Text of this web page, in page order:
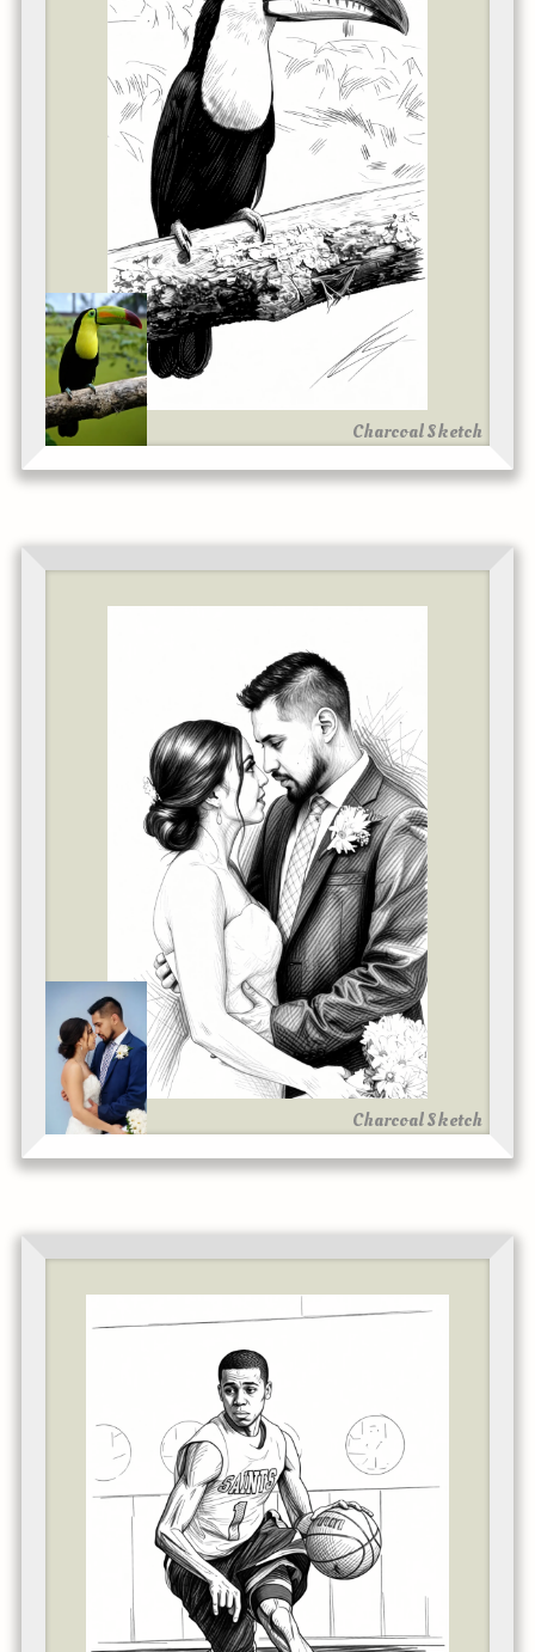
Charcoal Sketch
Charcoal Sketch